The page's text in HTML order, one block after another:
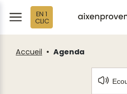
EN 1
CLIC
Accueil Agenda
Fenêtre
de
chat
Panneau de gestion des cookies